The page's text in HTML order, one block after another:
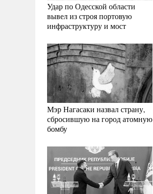
Удар по Одесской области
вывел из строя портовую
инфраструктуру и мост
Мэр Нагасаки назвал страну,
сбросившую на город атомную
бомбу